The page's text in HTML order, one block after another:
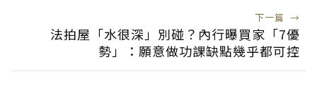
下一篇 →
法拍屋「水很深」別碰？內行曝買家「7優
勢」：願意做功課缺點幾乎都可控